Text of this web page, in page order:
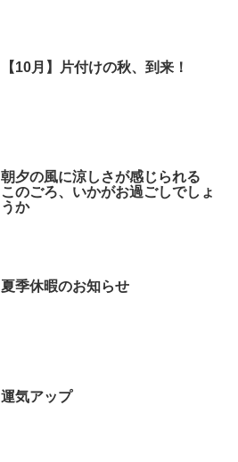
【10月】片付けの秋、到来！
朝夕の風に涼しさが感じられる
このごろ、いかがお過ごしでしょ
うか
夏季休暇のお知らせ
運気アップ